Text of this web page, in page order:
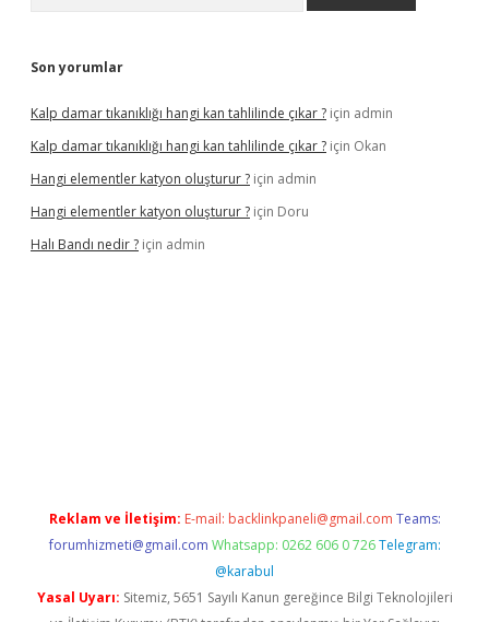
Son yorumlar
Kalp damar tıkanıklığı hangi kan tahlilinde çıkar ? için admin
Kalp damar tıkanıklığı hangi kan tahlilinde çıkar ? için Okan
Hangi elementler katyon oluşturur ? için admin
Hangi elementler katyon oluşturur ? için Doru
Halı Bandı nedir ? için admin
Reklam ve İletişim: E-mail: backlinkpaneli@gmail.com Teams:
forumhizmeti@gmail.com Whatsapp: 0262 606 0 726 Telegram:
@karabul
Yasal Uyarı: Sitemiz, 5651 Sayılı Kanun gereğince Bilgi Teknolojileri